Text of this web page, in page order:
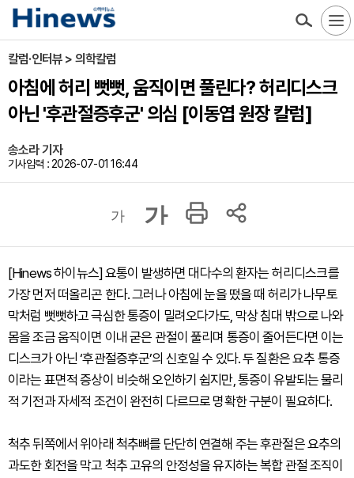
칼럼·인터뷰 > 의학칼럼
아침에 허리 뻣뻣, 움직이면 풀린다? 허리디스크
아닌 '후관절증후군' 의심 [이동엽 원장 칼럼]
송소라 기자
기사입력 : 2026-07-01 16:44
가 가
[Hinews 하이뉴스] 요통이 발생하면 대다수의 환자는 허리디스크를
가장 먼저 떠올리곤 한다. 그러나 아침에 눈을 떴을 때 허리가 나무토
막처럼 뻣뻣하고 극심한 통증이 밀려오다가도, 막상 침대 밖으로 나와
몸을 조금 움직이면 이내 굳은 관절이 풀리며 통증이 줄어든다면 이는
디스크가 아닌 ‘후관절증후군’의 신호일 수 있다. 두 질환은 요추 통증
이라는 표면적 증상이 비슷해 오인하기 쉽지만, 통증이 유발되는 물리
적 기전과 자세적 조건이 완전히 다르므로 명확한 구분이 필요하다.
척추 뒤쪽에서 위아래 척추뼈를 단단히 연결해 주는 후관절은 요추의
과도한 회전을 막고 척추 고유의 안정성을 유지하는 복합 관절 조직이